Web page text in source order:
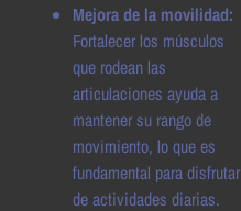
Mejora de la movilidad:
Fortalecer los músculos
que rodean las
articulaciones ayuda a
mantener su rango de
movimiento, lo que es
fundamental para disfrutar
de actividades diarias.